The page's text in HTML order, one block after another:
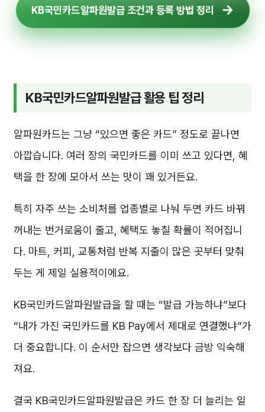
KB국민카드알파원발급 조건과 등록 방법 정리
KB국민카드알파원발급 활용 팁 정리
알파원카드는 그냥 “있으면 좋은 카드” 정도로 끝나면
아깝습니다. 여러 장의 국민카드를 이미 쓰고 있다면, 혜
택을 한 장에 모아서 쓰는 맛이 꽤 있거든요.
특히 자주 쓰는 소비처를 업종별로 나눠 두면 카드 바꿔
꺼내는 번거로움이 줄고, 혜택도 놓칠 확률이 적어집니
다. 마트, 커피, 교통처럼 반복 지출이 많은 곳부터 맞춰
두는 게 제일 실용적이에요.
KB국민카드알파원발급을 할 때는 “발급 가능하냐”보다
“내가 가진 국민카드를 KB Pay에서 제대로 연결했냐”가
더 중요합니다. 이 순서만 잡으면 생각보다 금방 익숙해
져요.
결국 KB국민카드알파원발급은 카드 한 장 더 늘리는 일